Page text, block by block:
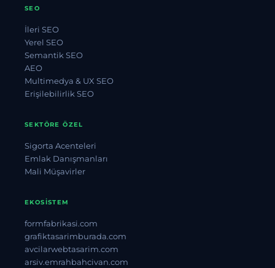
SEO
İleri SEO
Yerel SEO
Semantik SEO
AEO
Multimedya & UX SEO
Erişilebilirlik SEO
SEKTÖRE ÖZEL
Sigorta Acenteleri
Emlak Danışmanları
Mali Müşavirler
EKOSISTEM
formfabrikasi.com
grafiktasarimburada.com
avcilarwebtasarim.com
arsiv.emrahbahcivan.com